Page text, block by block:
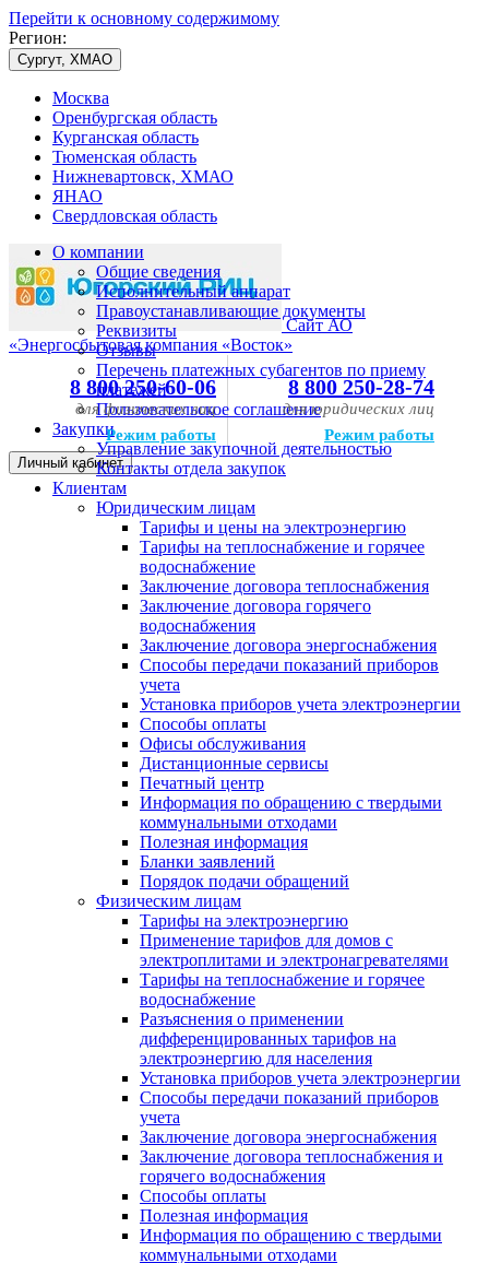
Перейти к основному содержимому
Регион:
Сургут, ХМАО
Москва
Оренбургская область
Курганская область
Тюменская область
Нижневартовск, ХМАО
ЯНАО
Свердловская область
Сайт АО
«Энергосбытовая компания «Восток»
8 800 250-60-06
для физических лиц
Режим работы
8 800 250-28-74
для юридических лиц
Режим работы
Личный кабинет
О компании
Общие сведения
Исполнительный аппарат
Правоустанавливающие документы
Реквизиты
Отзывы
Перечень платежных субагентов по приему
платежей
Пользовательское соглашение
Закупки
Управление закупочной деятельностью
Контакты отдела закупок
Клиентам
Юридическим лицам
Тарифы и цены на электроэнергию
Тарифы на теплоснабжение и горячее
водоснабжение
Заключение договора теплоснабжения
Заключение договора горячего
водоснабжения
Заключение договора энергоснабжения
Способы передачи показаний приборов
учета
Установка приборов учета электроэнергии
Способы оплаты
Офисы обслуживания
Дистанционные сервисы
Печатный центр
Информация по обращению с твердыми
коммунальными отходами
Полезная информация
Бланки заявлений
Порядок подачи обращений
Физическим лицам
Тарифы на электроэнергию
Применение тарифов для домов с
электроплитами и электронагревателями
Тарифы на теплоснабжение и горячее
водоснабжение
Разъяснения о применении
дифференцированных тарифов на
электроэнергию для населения
Установка приборов учета электроэнергии
Способы передачи показаний приборов
учета
Заключение договора энергоснабжения
Заключение договора теплоснабжения и
горячего водоснабжения
Способы оплаты
Полезная информация
Информация по обращению с твердыми
коммунальными отходами